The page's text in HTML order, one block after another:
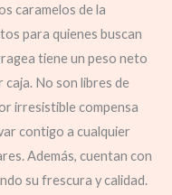
caramelos de la
para quienes buscan
tiene un peso neto
caja. No son libres de
irresistible compensa
contigo a cualquier
Además, cuentan con
su frescura y calidad.